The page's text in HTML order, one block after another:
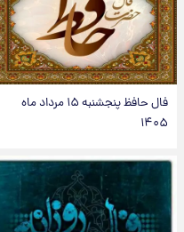
فال حافظ پنجشنبه ۱۵ مرداد ماه
۱۴۰۵